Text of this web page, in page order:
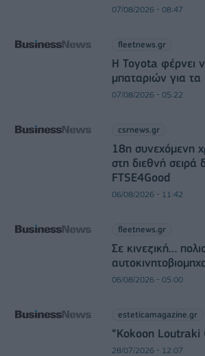
07/08/2026 - 08:47
fleetnews.gr
Η Toyota φέρνει
μπαταριών για τα
07/08/2026 - 05:22
csrnews.gr
18η συνεχόμενη
στη διεθνή σειρά
FTSE4Good
06/08/2026 - 11:42
fleetnews.gr
Σε κινεζική…
06/08/2026 - 05:00
esteticamagazine.gr
“Kokoon Loutraki
28/07/2026 - 12:07